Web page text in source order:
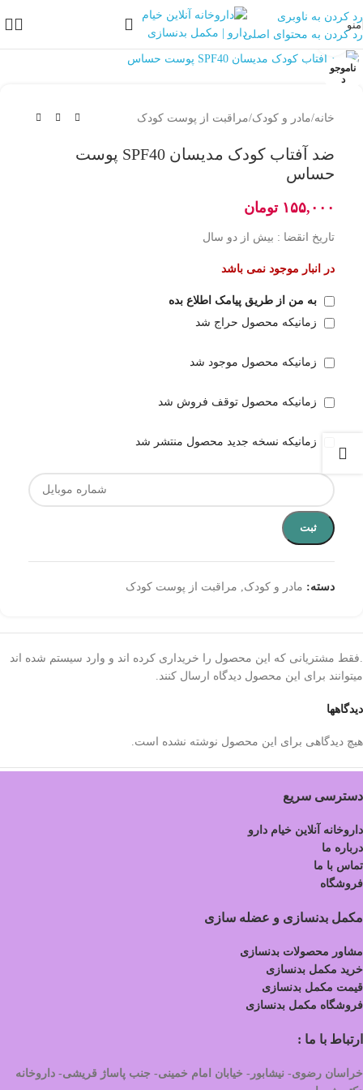
رد کردن به ناوبری
رد کردن به محتوای اصلی
منو
ناموجو
د
بزرگنمایی تصویر
خانه/مادر و کودک/مراقبت از پوست کودک
ضد آفتاب کودک مدیسان SPF40 پوست
حساس
۱۵۵,۰۰۰ تومان
تاریخ انقضا : بیش از دو سال
در انبار موجود نمی باشد
به من از طریق پیامک اطلاع بده
زمانیکه محصول حراج شد
زمانیکه محصول موجود شد
زمانیکه محصول توقف فروش شد
زمانیکه نسخه جدید محصول منتشر شد
ثبت
دسته: مادر و کودک مراقبت از پوست کودک
دیدگاهها
هیچ دیدگاهی برای این محصول نوشته نشده است.
.فقط مشتریانی که این محصول را خریداری کرده اند و وارد سیستم شده اند
میتوانند برای این محصول دیدگاه ارسال کنند.
دسترسی سریع
داروخانه آنلاین خیام دارو
درباره ما
تماس با ما
فروشگاه
مکمل بدنسازی و عضله سازی
مشاور محصولات بدنسازی
خرید مکمل بدنسازی
قیمت مکمل بدنسازی
فروشگاه مکمل بدنسازی
ارتباط با ما :
خراسان رضوی- نیشابور- خیابان امام خمینی- جنب پاساژ قریشی- داروخانه